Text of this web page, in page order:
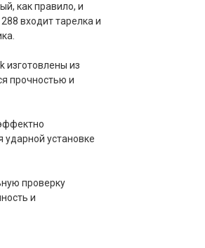
как правило, и
входит тарелка и
изготовлены из
прочностью и
ударной установке
проверку
и